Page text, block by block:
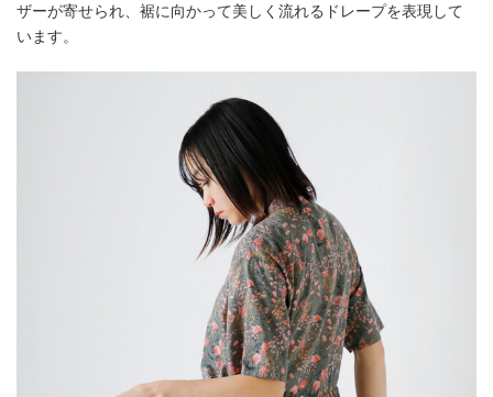
ザーが寄せられ、裾に向かって美しく流れるドレープを表現して
います。